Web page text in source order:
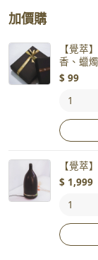
加價購
【覺萃
香、蠟
$ 99
【覺萃
$ 1,999